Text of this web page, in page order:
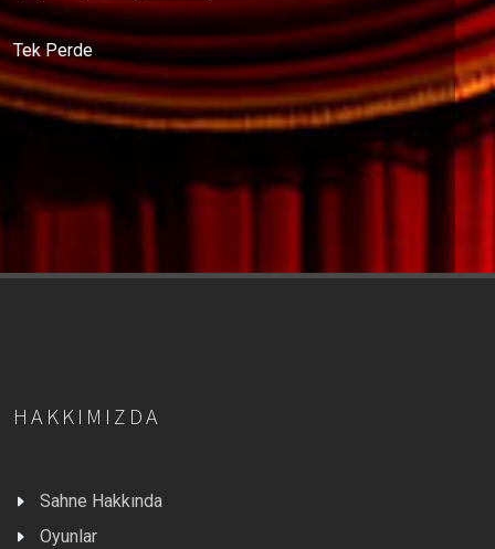
Tek Perde
HAKKIMIZDA
Sahne Hakkında
Oyunlar